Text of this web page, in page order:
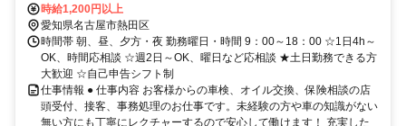
時給1,200円以上
愛知県名古屋市熱田区
時間帯 朝、昼、夕方・夜 勤務曜日・時間 9：00～18：00 ☆1日4h～
OK、時間応相談 ☆週2日～OK、曜日など応相談 ★土日勤務できる方
大歓迎 ☆自己申告シフト制
仕事情報 ● 仕事内容 お客様からの車検、オイル交換、保険相談の店
頭受付、接客、事務処理のお仕事です。未経験の方や車の知識がない
無い方にも丁寧にレクチャーするので安心して働けます！ 充実した